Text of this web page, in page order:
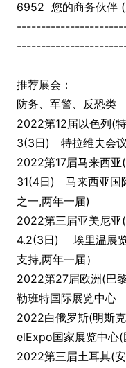
6952 您的商务伙伴 (
推荐展会：
防务、军警、反恐类
2022第12届以色列(
3(3日) 特拉维夫会
2022第17届马来西
31(4日) 马来西亚国
之一,两年一届)
2022第三届亚美尼
4.2(3日) 埃里温展览
支持,两年一届）
2022第27届欧洲(
勒班特国际展览中心
2022白俄罗斯(明斯
elExpo国家展览中心
2022第三届土耳其(